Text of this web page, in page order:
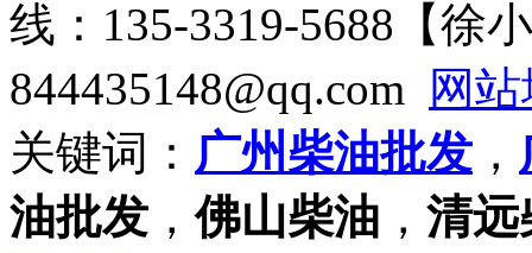
线：135-3319-5688【徐
844435148@qq.com
网
关键词： 广州柴油批发 ，
油批发 ，佛山柴油 ， 清远